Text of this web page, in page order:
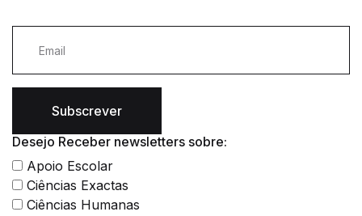
Subscrever
Desejo Receber newsletters sobre:
Apoio Escolar
Ciências Exactas
Ciências Humanas